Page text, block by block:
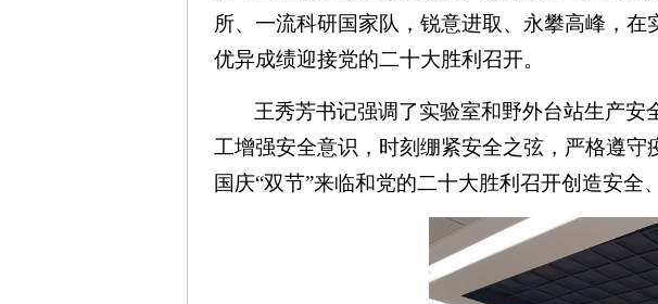
所、一流科研国家队，锐意进取、永攀高峰，
优异成绩迎接党的二十大胜利召开。
王秀芳书记强调了实验室和野外台站生产
工增强安全意识，时刻绷紧安全之弦，严格遵守
国庆“双节”来临和党的二十大胜利召开创造安全